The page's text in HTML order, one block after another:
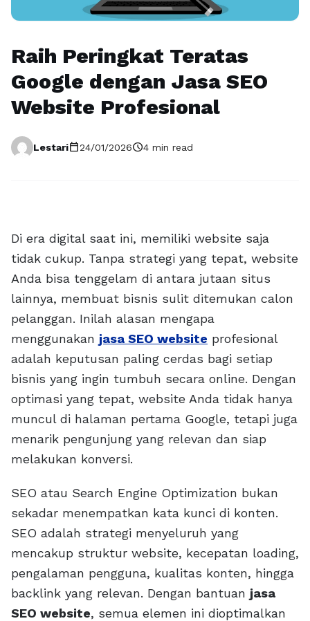
Raih Peringkat Teratas
Google dengan Jasa SEO
Website Profesional
Lestaricalendar_today24/01/2026schedule4 min read
Di era digital saat ini, memiliki website saja
tidak cukup. Tanpa strategi yang tepat, website
Anda bisa tenggelam di antara jutaan situs
lainnya, membuat bisnis sulit ditemukan calon
pelanggan. Inilah alasan mengapa
menggunakan jasa SEO website profesional
adalah keputusan paling cerdas bagi setiap
bisnis yang ingin tumbuh secara online. Dengan
optimasi yang tepat, website Anda tidak hanya
muncul di halaman pertama Google, tetapi juga
menarik pengunjung yang relevan dan siap
melakukan konversi.
SEO atau Search Engine Optimization bukan
sekadar menempatkan kata kunci di konten.
SEO adalah strategi menyeluruh yang
mencakup struktur website, kecepatan loading,
pengalaman pengguna, kualitas konten, hingga
backlink yang relevan. Dengan bantuan jasa
SEO website, semua elemen ini dioptimalkan